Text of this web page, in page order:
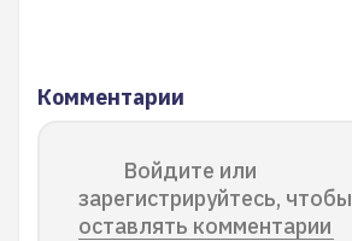
Комментарии
Войдите или
зарегистрируйтесь, чтобы
оставлять комментарии